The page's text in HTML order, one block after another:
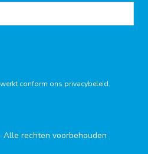
conform ons privacybeleid.
rechten voorbehouden